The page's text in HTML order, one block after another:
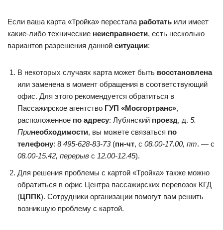
Если ваша карта «Тройка» перестала работать или имеет
какие-либо технические неисправности, есть несколько
вариантов разрешения данной ситуации:
В некоторых случаях карта может быть восстановлена
или заменена в момент обращения в соответствующий
офис. Для этого рекомендуется обратиться в
Пассажирское агентство ГУП «Мосгортранс»,
расположенное по адресу: Лубянский проезд, д. 5.
Принеобходимости, вы можете связаться по
телефону: 8 495-628-83-73(пн-чт, с 08.00-17.00, пт. — с
08.00-15.42, перерыв с 12.00-12.45).
Для решения проблемы с картой «Тройка» также можно
обратиться в офис Центра пассажирских перевозок КГД
(ЦППК). Сотрудники организации помогут вам решить
возникшую проблему с картой.